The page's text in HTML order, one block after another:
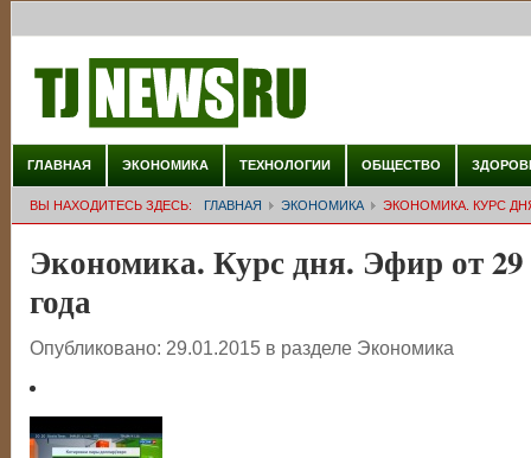
ГЛАВНАЯ ЭКОНОМИКА ТЕХНОЛОГИИ ОБЩЕСТВО
ВЫ НАХОДИТЕСЬ ЗДЕСЬ: ГЛАВНАЯ ЭКОНОМИКА ЭКОНОМИКА. КУРС
Экономика. Курс дня. Эфир от 29
года
Опубликовано: 29.01.2015 в разделе Экономика